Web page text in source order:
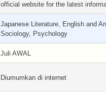
official website for the latest
Japanese Literature, English and
Sociology, Psychology
Juli AWAL
Diumumkan di internet